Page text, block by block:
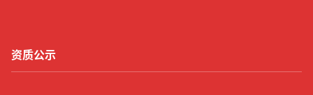
资质公示